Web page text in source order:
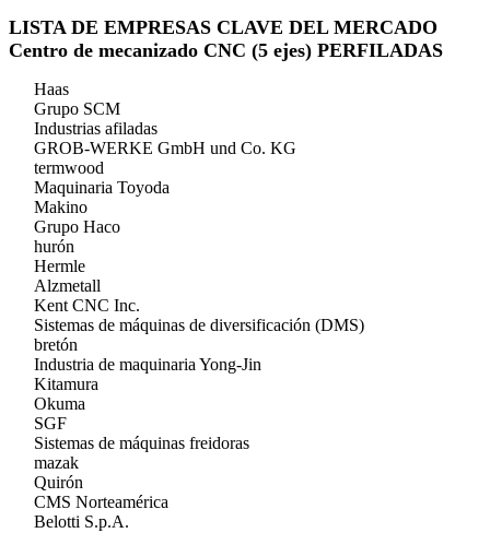
LISTA DE EMPRESAS CLAVE DEL MERCADO
Centro de mecanizado CNC (5 ejes) PERFILADAS
Haas
Grupo SCM
Industrias afiladas
GROB-WERKE GmbH und Co. KG
termwood
Maquinaria Toyoda
Makino
Grupo Haco
hurón
Hermle
Alzmetall
Kent CNC Inc.
Sistemas de máquinas de diversificación (DMS)
bretón
Industria de maquinaria Yong-Jin
Kitamura
Okuma
SGF
Sistemas de máquinas freidoras
mazak
Quirón
CMS Norteamérica
Belotti S.p.A.